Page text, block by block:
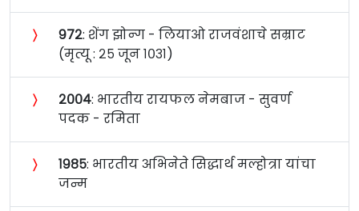
〉 ९७२: शेंग झोन्ग - लियाओ राजवंशाचे सम्राट
(मृत्यू : २५ जून १०३१)
〉 २००४: भारतीय रायफल नेमबाज - सुवर्ण
पदक - रमिता
〉 १९८५: भारतीय अभिनेते सिद्धार्थ मल्होत्रा यांचा
जन्म